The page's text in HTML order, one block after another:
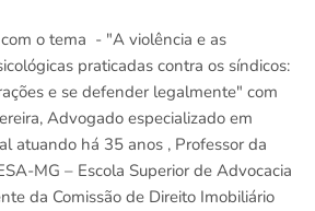
o tema - "A violência e as
praticadas contra os síndicos:
e se defender legalmente" com
Advogado especializado em
atuando há 35 anos , Professor da
MG – Escola Superior de Advocacia
da Comissão de Direito Imobiliário